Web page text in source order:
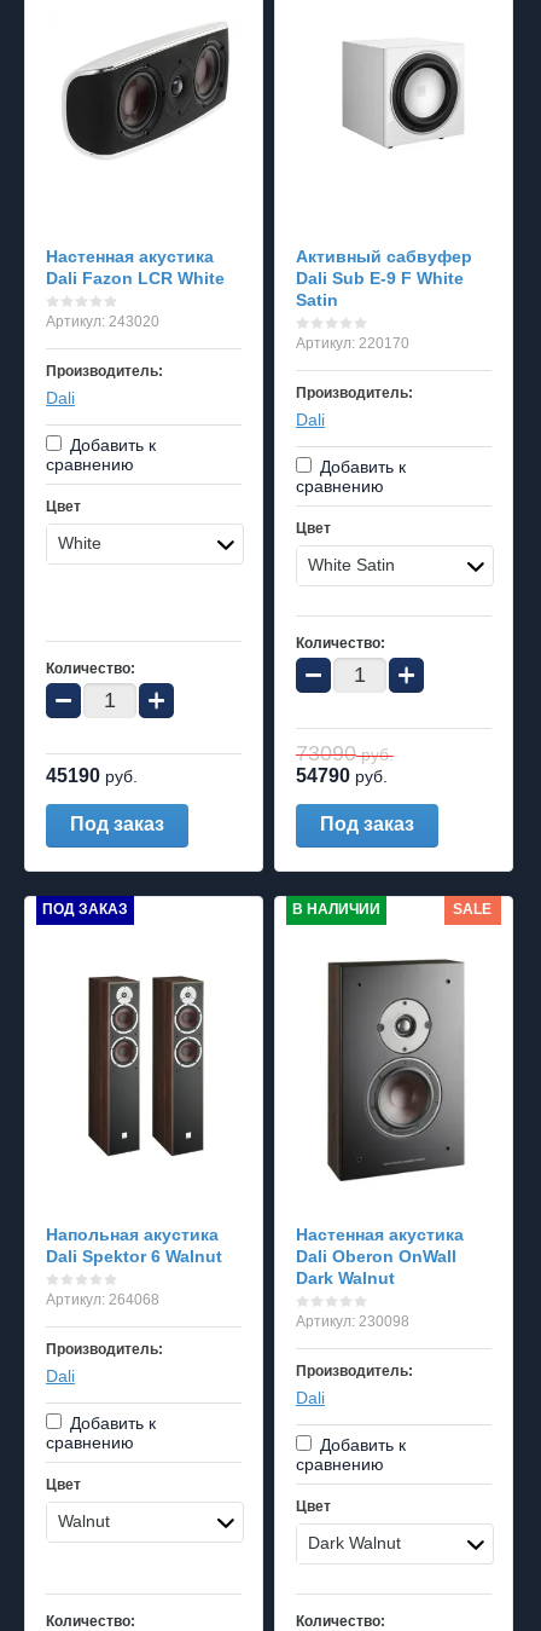
Настенная акустика
Dali Fazon LCR White
Артикул: 243020
Производитель:
Dali
Добавить к
сравнению
Цвет
White
Количество:
− +
45190 руб.
Под заказ
Активный сабвуфер
Dali Sub E-9 F White
Satin
Артикул:220170
Производитель:
Dali
Добавить к
сравнению
Цвет
White Satin
Количество:
− +
73090руб.
54790 руб.
Под заказ
ПОД ЗАКАЗ
Напольная акустика
Dali Spektor 6 Walnut
Артикул: 264068
Производитель:
Dali
Добавить к
сравнению
Цвет
Walnut
Количество:
В НАЛИЧИИ SALE
Настенная акустика
Dali Oberon OnWall
Dark Walnut
Артикул:230098
Производитель:
Dali
Добавить к
сравнению
Цвет
Dark Walnut
Количество: